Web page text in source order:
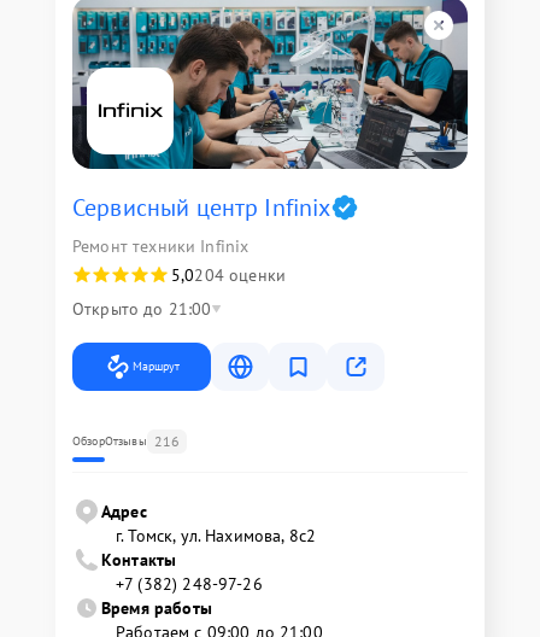
Сервисный центр Infinix
Ремонт техники Infinix
5,0204 оценки
Открыто до 21:00
Маршрут
ОбзорОтзывы 216
Адрес
г. Томск, ул. Нахимова, 8с2
Контакты
+7 (382) 248-97-26
Время работы
Работаем с 09:00 до 21:00